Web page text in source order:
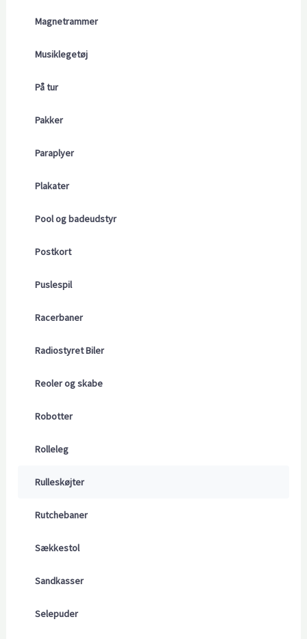
Magnetrammer
Musiklegetøj
På tur
Pakker
Paraplyer
Plakater
Pool og badeudstyr
Postkort
Puslespil
Racerbaner
Radiostyret Biler
Reoler og skabe
Robotter
Rolleleg
Rulleskøjter
Rutchebaner
Sækkestol
Sandkasser
Selepuder